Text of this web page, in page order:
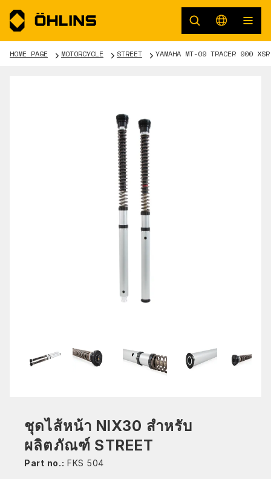
HOME PAGE MOTORCYCLE STREET YAMAHA MT-09 TRACER 900
ชุดไส้หน้า NIX30 สำหรับ
ผลิตภัณฑ์ STREET
Part no.: FKS 504